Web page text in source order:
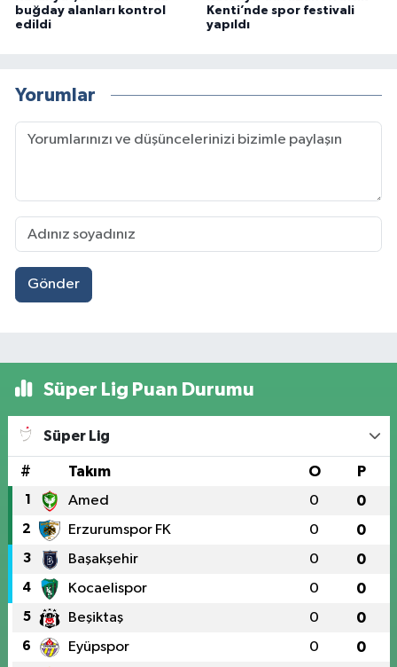
buğday alanları kontrol
edildi
Kenti’nde spor festivali
yapıldı
Yorumlar
Gönder
Süper Lig Puan Durumu
Süper Lig
# Takım O P
1 Amed 0 0
2 Erzurumspor FK 0 0
3 Başakşehir 0 0
4 Kocaelispor 0 0
5 Beşiktaş 0 0
6 Eyüpspor 0 0